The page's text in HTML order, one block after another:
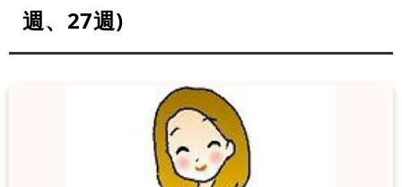
週、27週)